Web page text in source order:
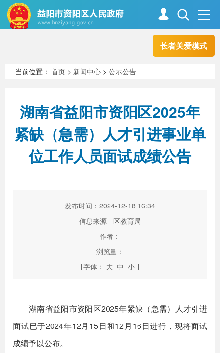
长者关爱模式
走进资阳
新闻中心 解读回应
当前位置：首页 > 新闻中心 >公示公告
湖南省益阳市资阳区2025年
紧缺（急需）人才引进事业单
位工作人员面试成绩公告
发布时间：2024-12-18 16:34
信息来源：区教育局
作者：
浏览量：
【字体： 大 中 小 】
湖南省益阳市资阳区2025年紧缺（急需）人才引进
面试已于2024年12月15日和12月16日进行，现将面试
成绩予以公布。